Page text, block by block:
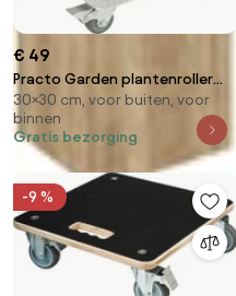
€ 49
Practo Garden plantenroller
070Aluminium - Plantenrollers -
30x30cm - indoor / outdoor
30×30 cm, voor buiten, voor
binnen
Gratis bezorging
-9 %